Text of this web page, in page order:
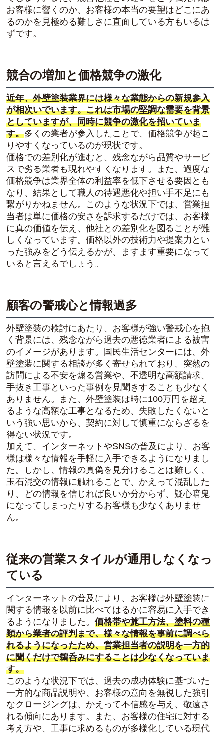
お客様に響くのか、お客様の本当の要望はどこにあ
るのかを見極める難しさに直面している方もいるは
ずです。
競合の増加と価格競争の激化
近年、外壁塗装業界には様々な業態からの新規参入
が相次いでいます。これは市場の堅調な需要を背景
としていますが、同時に競争の激化を招いていま
す。多くの業者が参入したことで、価格競争が起こ
りやすくなっているのが現状です。
価格での差別化が進むと、残念ながら品質やサービ
スで劣る業者も現れやすくなります。また、過度な
価格競争は業界全体の利益率を低下させる要因とも
なり、結果として職人の待遇悪化や担い手不足にも
繋がりかねません。このような状況下では、営業担
当者は単に価格の安さを訴求するだけでは、お客様
に真の価値を伝え、他社との差別化を図ることが難
しくなっています。価格以外の技術力や提案力とい
った強みをどう伝えるかが、ますます重要になって
いると言えるでしょう。
顧客の警戒心と情報過多
外壁塗装の検討にあたり、お客様が強い警戒心を抱
く背景には、残念ながら過去の悪徳業者による被害
のイメージがあります。国民生活センターには、外
壁塗装に関する相談が多く寄せられており、突然の
訪問による不安を煽る営業や、不透明な高額請求、
手抜き工事といった事例を見聞きすることも少なく
ありません。また、外壁塗装は時に100万円を超え
るような高額な工事となるため、失敗したくないと
いう強い思いから、契約に対して慎重にならざるを
得ない状況です。
加えて、インターネットやSNSの普及により、お客
様は様々な情報を手軽に入手できるようになりまし
た。しかし、情報の真偽を見分けることは難しく、
玉石混交の情報に触れることで、かえって混乱した
り、どの情報を信じれば良いか分からず、疑心暗鬼
になってしまったりするお客様も少なくありませ
ん。
従来の営業スタイルが通用しなくなっ
ている
インターネットの普及により、お客様は外壁塗装に
関する情報を以前に比べてはるかに容易に入手でき
るようになりました。価格帯や施工方法、塗料の種
類から業者の評判まで、様々な情報を事前に調べら
れるようになったため、営業担当者の説明を一方的
に聞くだけで鵜呑みにすることは少なくなっていま
す。
このような状況下では、過去の成功体験に基づいた
一方的な商品説明や、お客様の意向を無視した強引
なクロージングは、かえって不信感を与え、敬遠さ
れる傾向にあります。また、お客様の住宅に対する
考え方や、工事に求めるものが多様化している現代